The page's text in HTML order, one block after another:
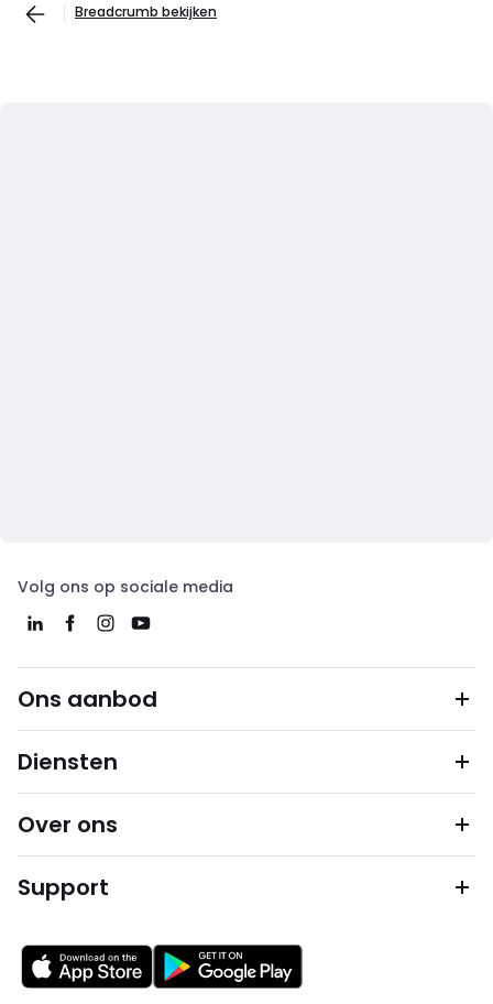
Breadcrumb bekijken
Volg ons op sociale media
Ons aanbod
Diensten
Over ons
Support